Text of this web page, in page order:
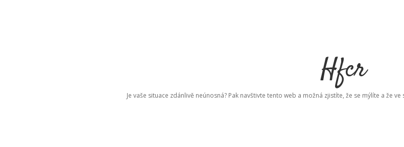
Hfcr
Je vaše situace zdánlivě neúnosná? Pak navštivte tento web a možná zjistíte, že se mýlíte a že